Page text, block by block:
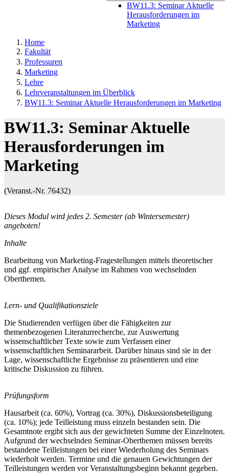
BW11.3: Seminar Aktuelle
Herausforderungen im
Marketing
Home
Fakultät
Professuren
Marketing
Lehre
Lehrveranstaltungen im Überblick
BW11.3: Seminar Aktuelle Herausforderungen im Marketing
BW11.3: Seminar Aktuelle
Herausforderungen im
Marketing
(Veranst.-Nr. 76432)
Dieses Modul wird jedes 2. Semester (ab Wintersemester)
angeboten!
Inhalte
Bearbeitung von Marketing-Fragestellungen mittels theoretischer
und ggf. empirischer Analyse im Rahmen von wechselnden
Oberthemen.
Lern- und Qualifikationsziele
Die Studierenden verfügen über die Fähigkeiten zur
themenbezogenen Literaturrecherche, zur Auswertung
wissenschaftlicher Texte sowie zum Verfassen einer
wissenschaftlichen Seminararbeit. Darüber hinaus sind sie in der
Lage, wissenschaftliche Ergebnisse zu präsentieren und eine
kritische Diskussion zu führen.
Prüfungsform
Hausarbeit (ca. 60%), Vortrag (ca. 30%), Diskussionsbeteiligung
(ca. 10%); jede Teilleistung muss einzeln bestanden sein. Die
Gesamtnote ergibt sich aus der gewichteten Summe der Einzelnoten.
Aufgrund der wechselnden Seminar-Oberthemen müssen bereits
bestandene Teilleistungen bei einer Wiederholung des Seminars
wiederholt werden. Termine und die genauen Gewichtungen der
Teilleistungen werden vor Veranstaltungsbeginn bekannt gegeben.